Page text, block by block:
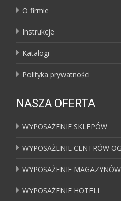
O firmie
Instrukcje
Katalogi
Polityka prywatności
NASZA OFERTA
WYPOSAŻENIE SKLEPÓW
WYPOSAŻENIE CENTRÓW
WYPOSAŻENIE MAGAZYNÓW
WYPOSAŻENIE HOTELI